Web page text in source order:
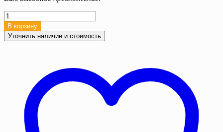
Количество
товара
Буровое
укрытие
В корзину
Уточнить наличие и стоимость